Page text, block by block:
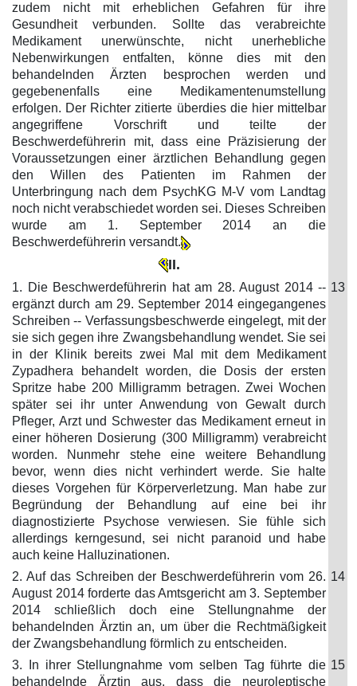
zudem nicht mit erheblichen Gefahren für ihre
Gesundheit verbunden. Sollte das verabreichte
Medikament unerwünschte, nicht unerhebliche
Nebenwirkungen entfalten, könne dies mit den
behandelnden Ärzten besprochen werden und
gegebenenfalls eine Medikamentenumstellung
erfolgen. Der Richter zitierte überdies die hier mittelbar
angegriffene Vorschrift und teilte der
Beschwerdeführerin mit, dass eine Präzisierung der
Voraussetzungen einer ärztlichen Behandlung gegen
den Willen des Patienten im Rahmen der
Unterbringung nach dem PsychKG M-V vom Landtag
noch nicht verabschiedet worden sei. Dieses Schreiben
wurde am 1. September 2014 an die
Beschwerdeführerin versandt.
II.
1. Die Beschwerdeführerin hat am 28. August 2014 --
ergänzt durch am 29. September 2014 eingegangenes
Schreiben -- Verfassungsbeschwerde eingelegt, mit der
sie sich gegen ihre Zwangsbehandlung wendet. Sie sei
in der Klinik bereits zwei Mal mit dem Medikament
Zypadhera behandelt worden, die Dosis der ersten
Spritze habe 200 Milligramm betragen. Zwei Wochen
später sei ihr unter Anwendung von Gewalt durch
Pfleger, Arzt und Schwester das Medikament erneut in
einer höheren Dosierung (300 Milligramm) verabreicht
worden. Nunmehr stehe eine weitere Behandlung
bevor, wenn dies nicht verhindert werde. Sie halte
dieses Vorgehen für Körperverletzung. Man habe zur
Begründung der Behandlung auf eine bei ihr
diagnostizierte Psychose verwiesen. Sie fühle sich
allerdings kerngesund, sei nicht paranoid und habe
auch keine Halluzinationen.
13
2. Auf das Schreiben der Beschwerdeführerin vom 26.
August 2014 forderte das Amtsgericht am 3. September
2014 schließlich doch eine Stellungnahme der
behandelnden Ärztin an, um über die Rechtmäßigkeit
der Zwangsbehandlung förmlich zu entscheiden.
14
3. In ihrer Stellungnahme vom selben Tag führte die
behandelnde Ärztin aus, dass die neuroleptische
15